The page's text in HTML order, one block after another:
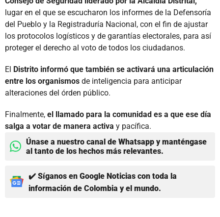
lugar en el que se escucharon los informes de la Defensoría
del Pueblo y la Registraduría Nacional, con el fin de ajustar
los protocolos logísticos y de garantías electorales, para así
proteger el derecho al voto de todos los ciudadanos.
El Distrito informó que también se activará una articulación
entre los organismos de inteligencia para anticipar
alteraciones del órden público.
Finalmente, el llamado para la comunidad es a que ese día
salga a votar de manera activa y pacífica.
Únase a nuestro canal de Whatsapp y manténgase
al tanto de los hechos más relevantes.
✔️ Síganos en Google Noticias con toda la
información de Colombia y el mundo.